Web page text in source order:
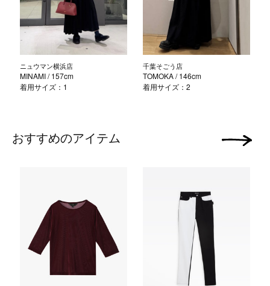
ニュウマン横浜店
MINAMI/ 157cm
着用サイズ：1
千葉そごう店
TOMOKA/ 146cm
着用サイズ：2
おすすめのアイテム 次の画像